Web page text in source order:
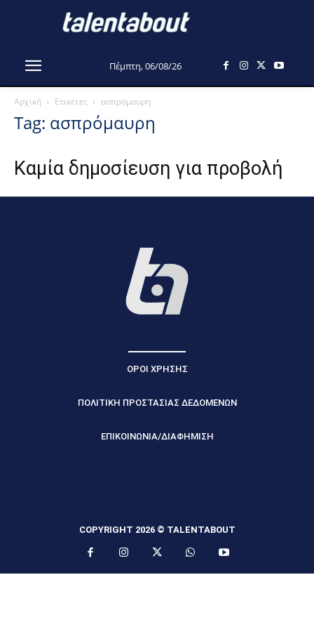
Πέμπτη, 06/08/26
Αρχική Ετικέτες ασπρόμαυρη
Tag: ασπρόμαυρη
Καμία δημοσίευση για προβολή
ΟΡΟΙ ΧΡΗΣΗΣ
ΠΟΛΙΤΙΚΗ ΠΡΟΣΤΑΣΙΑΣ ΔΕΔΟΜΕΝΩΝ
ΕΠΙΚΟΙΝΩΝΙΑ/ΔΙΑΦΗΜΙΣΗ
COPYRIGHT 2026 © TALENTABOUT